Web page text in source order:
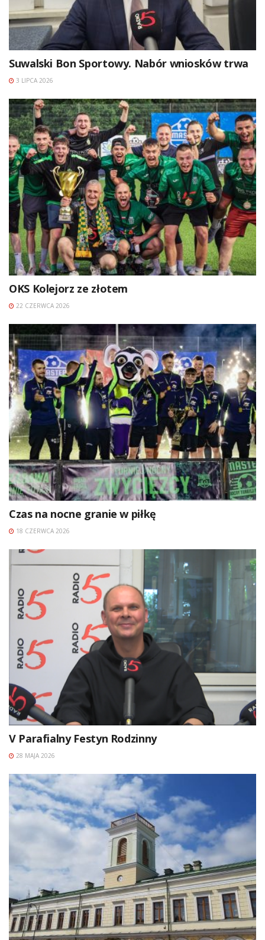
Suwalski Bon Sportowy. Nabór wniosków trwa
3 LIPCA 2026
OKS Kolejorz ze złotem
22 CZERWCA 2026
Czas na nocne granie w piłkę
18 CZERWCA 2026
V Parafialny Festyn Rodzinny
28 MAJA 2026